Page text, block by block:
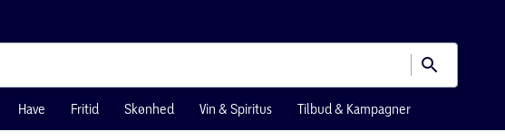
Have Fritid Skønhed Vin & Spiritus Tilbud & Kampagner